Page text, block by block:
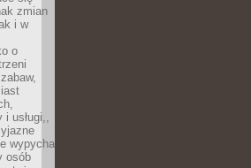
zmian
i w
o
usługi,,
wypycha
osób